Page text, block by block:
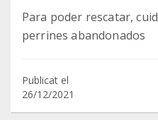
Para poder rescatar,
perrines abandonados
Publicat el
26/12/2021